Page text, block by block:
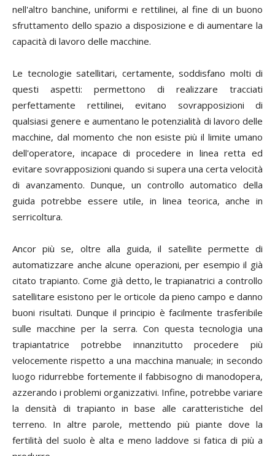
nell'altro banchine, uniformi e rettilinei, al fine di un buono
sfruttamento dello spazio a disposizione e di aumentare la
capacità di lavoro delle macchine.
Le tecnologie satellitari, certamente, soddisfano molti di
questi aspetti: permettono di realizzare tracciati
perfettamente rettilinei, evitano sovrapposizioni di
qualsiasi genere e aumentano le potenzialità di lavoro delle
macchine, dal momento che non esiste più il limite umano
dell'operatore, incapace di procedere in linea retta ed
evitare sovrapposizioni quando si supera una certa velocità
di avanzamento. Dunque, un controllo automatico della
guida potrebbe essere utile, in linea teorica, anche in
serricoltura.
Ancor più se, oltre alla guida, il satellite permette di
automatizzare anche alcune operazioni, per esempio il già
citato trapianto. Come già detto, le trapianatrici a controllo
satellitare esistono per le orticole da pieno campo e danno
buoni risultati. Dunque il principio è facilmente trasferibile
sulle macchine per la serra. Con questa tecnologia una
trapiantatrice potrebbe innanzitutto procedere più
velocemente rispetto a una macchina manuale; in secondo
luogo ridurrebbe fortemente il fabbisogno di manodopera,
azzerando i problemi organizzativi. Infine, potrebbe variare
la densità di trapianto in base alle caratteristiche del
terreno. In altre parole, mettendo più piante dove la
fertilità del suolo è alta e meno laddove si fatica di più a